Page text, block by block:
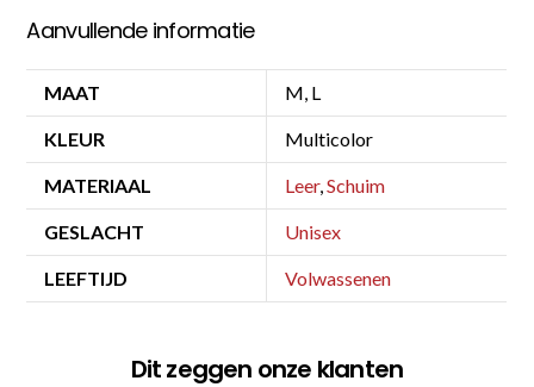
Aanvullende informatie
MAAT M, L
KLEUR Multicolor
MATERIAAL Leer,Schuim
GESLACHT Unisex
LEEFTIJD Volwassenen
Dit zeggen onze klanten